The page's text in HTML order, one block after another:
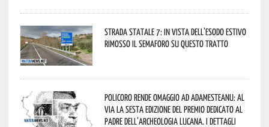
Strada statale 7: in vista dell’esodo estivo
rimosso il semaforo su questo tratto
Policoro rende omaggio ad Adamesteanu: al
via la sesta edizione del Premio dedicato al
padre dell’archeologia lucana. I dettagli